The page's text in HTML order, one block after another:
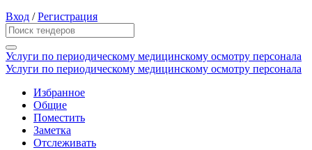
Вход /Регистрация
Услуги по периодическому медицинскому осмотру персонала
Услуги по периодическому медицинскому осмотру персонала
Избранное
Общие
Поместить
Заметка
Отслеживать